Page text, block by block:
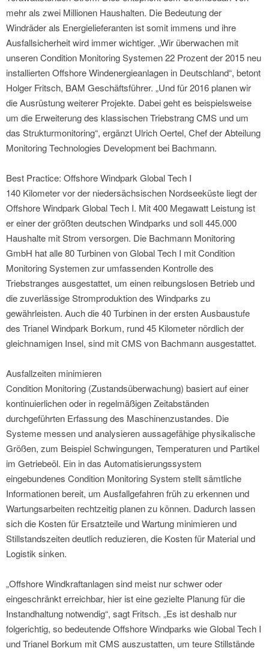
mehr als zwei Millionen Haushalten. Die Bedeutung der
Windräder als Energielieferanten ist somit immens und ihre
Ausfallsicherheit wird immer wichtiger. „Wir überwachen mit
unseren Condition Monitoring Systemen 22 Prozent der 2015 neu
installierten Offshore Windenergieanlagen in Deutschland“, betont
Holger Fritsch, BAM Geschäftsführer. „Und für 2016 planen wir
die Ausrüstung weiterer Projekte. Dabei geht es beispielsweise
um die Erweiterung des klassischen Triebstrang CMS und um
das Strukturmonitoring“, ergänzt Ulrich Oertel, Chef der Abteilung
Monitoring Technologies Development bei Bachmann.
Best Practice: Offshore Windpark Global Tech I
140 Kilometer vor der niedersächsischen Nordseeküste liegt der
Offshore Windpark Global Tech I. Mit 400 Megawatt Leistung ist
er einer der größten deutschen Windparks und soll 445.000
Haushalte mit Strom versorgen. Die Bachmann Monitoring
GmbH hat alle 80 Turbinen von Global Tech I mit Condition
Monitoring Systemen zur umfassenden Kontrolle des
Triebstranges ausgestattet, um einen reibungslosen Betrieb und
die zuverlässige Stromproduktion des Windparks zu
gewährleisten. Auch die 40 Turbinen in der ersten Ausbaustufe
des Trianel Windpark Borkum, rund 45 Kilometer nördlich der
gleichnamigen Insel, sind mit CMS von Bachmann ausgestattet.
Ausfallzeiten minimieren
Condition Monitoring (Zustandsüberwachung) basiert auf einer
kontinuierlichen oder in regelmäßigen Zeitabständen
durchgeführten Erfassung des Maschinenzustandes. Die
Systeme messen und analysieren aussagefähige physikalische
Größen, zum Beispiel Schwingungen, Temperaturen und Partikel
im Getriebeöl. Ein in das Automatisierungssystem
eingebundenes Condition Monitoring System stellt sämtliche
Informationen bereit, um Ausfallgefahren früh zu erkennen und
Wartungsarbeiten rechtzeitig planen zu können. Dadurch lassen
sich die Kosten für Ersatzteile und Wartung minimieren und
Stillstandszeiten deutlich reduzieren, die Kosten für Material und
Logistik sinken.
„Offshore Windkraftanlagen sind meist nur schwer oder
eingeschränkt erreichbar, hier ist eine gezielte Planung für die
Instandhaltung notwendig“, sagt Fritsch. „Es ist deshalb nur
folgerichtig, so bedeutende Offshore Windparks wie Global Tech I
und Trianel Borkum mit CMS auszustatten, um teure Stillstände